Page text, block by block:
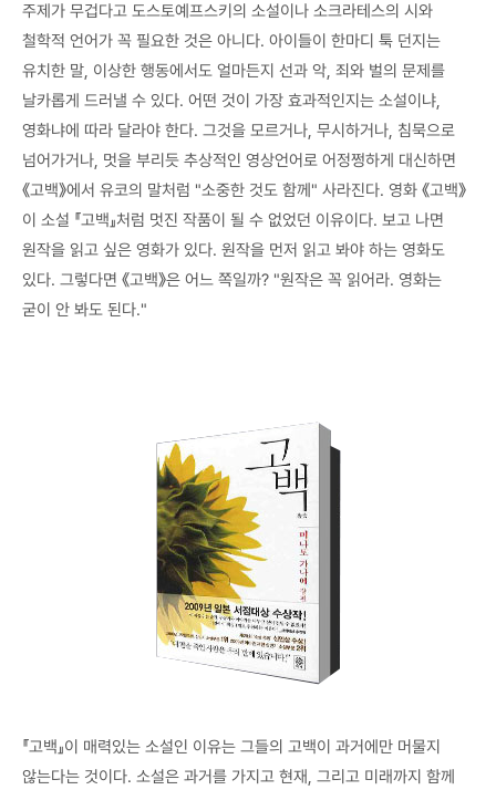
주제가 무겁다고 도스토예프스키의 소설이나 소크라테스의 시와
철학적 언어가 꼭 필요한 것은 아니다. 아이들이 한마디 툭 던지는
유치한 말, 이상한 행동에서도 얼마든지 선과 악, 죄와 벌의 문제를
날카롭게 드러낼 수 있다. 어떤 것이 가장 효과적인지는 소설이냐,
영화냐에 따라 달라야 한다. 그것을 모르거나, 무시하거나, 침묵으로
넘어가거나, 멋을 부리듯 추상적인 영상언어로 어정쩡하게 대신하면
《고백》에서 유코의 말처럼 "소중한 것도 함께" 사라진다. 영화 《고백》
이 소설 『고백』처럼 멋진 작품이 될 수 없었던 이유이다. 보고 나면
원작을 읽고 싶은 영화가 있다. 원작을 먼저 읽고 봐야 하는 영화도
있다. 그렇다면 《고백》은 어느 쪽일까? "원작은 꼭 읽어라. 영화는
굳이 안 봐도 된다."
『고백』이 매력있는 소설인 이유는 그들의 고백이 과거에만 머물지
않는다는 것이다. 소설은 과거를 가지고 현재, 그리고 미래까지 함께